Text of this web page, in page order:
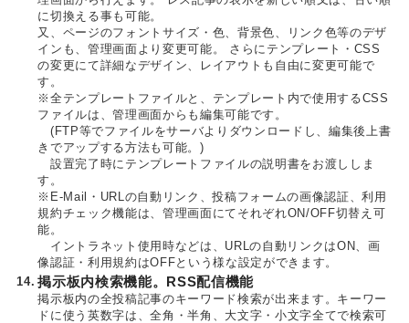
に切換える事も可能。
又、ページのフォントサイズ・色、背景色、リンク色等のデザ
インも、管理画面より変更可能。 さらにテンプレート・CSS
の変更にて詳細なデザイン、レイアウトも自由に変更可能で
す。
※全テンプレートファイルと、テンプレート内で使用するCSS
ファイルは、管理画面からも編集可能です。
(FTP等でファイルをサーバよりダウンロードし、編集後上書
きでアップする方法も可能。)
設置完了時にテンプレートファイルの説明書をお渡ししま
す。
※E-Mail・URLの自動リンク、投稿フォームの画像認証、利用
規約チェック機能は、管理画面にてそれぞれON/OFF切替え可
能。
イントラネット使用時などは、URLの自動リンクはON、画
像認証・利用規約はOFFという様な設定ができます。
14. 掲示板内検索機能。RSS配信機能
掲示板内の全投稿記事のキーワード検索が出来ます。キーワー
ドに使う英数字は、全角・半角、大文字・小文字全てで検索可